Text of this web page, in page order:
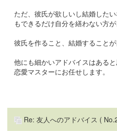
ただ、彼氏が欲しいし結婚した
もできるだけ自分を繕わない方が
彼氏を作ること、結婚することが
他にも細かいアドバイスはある
恋愛マスターにお任せします。
Re: 友人へのアドバイス (